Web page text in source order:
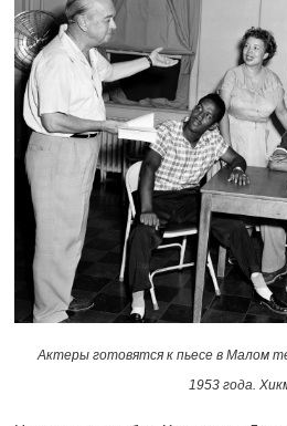
Актеры готовятся к пьесе в Малом
1953 года.